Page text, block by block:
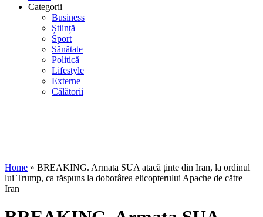
Categorii
Business
Știință
Sport
Sănătate
Politică
Lifestyle
Externe
Călătorii
Home » BREAKING. Armata SUA atacă ținte din Iran, la ordinul
lui Trump, ca răspuns la doborârea elicopterului Apache de către
Iran